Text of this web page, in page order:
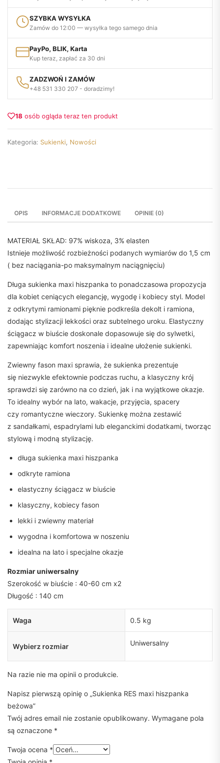
SZYBKA WYSYŁKA
Zamów do 12:00 — wysyłka tego samego dnia
PayPo, BLIK, Karta
Kup teraz, zapłać za 30 dni
ZADZWOŃ I ZAMÓW
+48 531 330 207 - doradzimy!
18 osób ogląda teraz ten produkt
Kategoria: Sukienki, Nowości
OPIS INFORMACJE DODATKOWE OPINIE (0)
MATERIAŁ SKŁAD: 97% wiskoza, 3% elasten
Istnieje możliwość rozbieżności podanych wymiarów do 1,5 cm
( bez naciągania-po maksymalnym naciągnięciu)
Długa sukienka maxi hiszpanka to ponadczasowa propozycja
dla kobiet ceniących elegancję, wygodę i kobiecy styl. Model
z odkrytymi ramionami pięknie podkreśla dekolt i ramiona,
dodając stylizacji lekkości oraz subtelnego uroku. Elastyczny
ściągacz w biuście doskonale dopasowuje się do sylwetki,
zapewniając komfort noszenia i idealne ułożenie sukienki.
Zwiewny fason maxi sprawia, że sukienka prezentuje
się niezwykle efektownie podczas ruchu, a klasyczny krój
sprawdzi się zarówno na co dzień, jak i na wyjątkowe okazje.
To idealny wybór na lato, wakacje, przyjęcia, spacery
czy romantyczne wieczory. Sukienkę można zestawić
z sandałkami, espadrylami lub eleganckimi dodatkami, tworząc
stylową i modną stylizację.
długa sukienka maxi hiszpanka
odkryte ramiona
elastyczny ściągacz w biuście
klasyczny, kobiecy fason
lekki i zwiewny materiał
wygodna i komfortowa w noszeniu
idealna na lato i specjalne okazje
Rozmiar uniwersalny
Szerokość w biuście : 40-60 cm x2
Długość : 140 cm
Waga 0.5 kg
Wybierz rozmiar Uniwersalny
Na razie nie ma opinii o produkcie.
Napisz pierwszą opinię o „Sukienka RES maxi hiszpanka
beżowa”
Twój adres email nie zostanie opublikowany. Wymagane pola
są oznaczone *
Twoja ocena *